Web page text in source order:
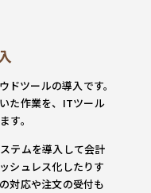
ツールの導入です。
た作業を、ITツール
す。
テムを導入して会計
シュレス化したりす
対応や注文の受付も